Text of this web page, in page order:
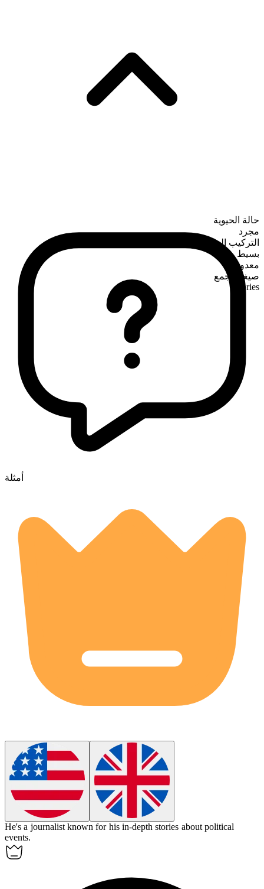
حالة الحيوية
مجرد
التركيب الصرفي
بسيط
معدود
صيغة الجمع
stories
أمثلة
He's a journalist known for his in-depthstories about political
events.